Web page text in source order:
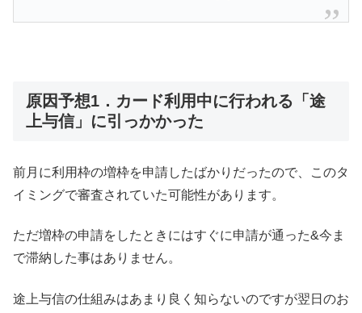
原因予想1．カード利用中に行われる「途
上与信」に引っかかった
前月に利用枠の増枠を申請したばかりだったので、このタ
イミングで審査されていた可能性があります。
ただ増枠の申請をしたときにはすぐに申請が通った&今ま
で滞納した事はありません。
途上与信の仕組みはあまり良く知らないのですが翌日のお